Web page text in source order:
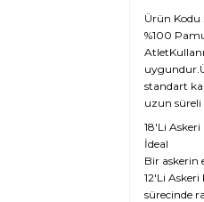
Ürün Kodu
%100
standart
uzun süreli
18'Li
İdeal
Bir askerin
12'Li
sürecinde